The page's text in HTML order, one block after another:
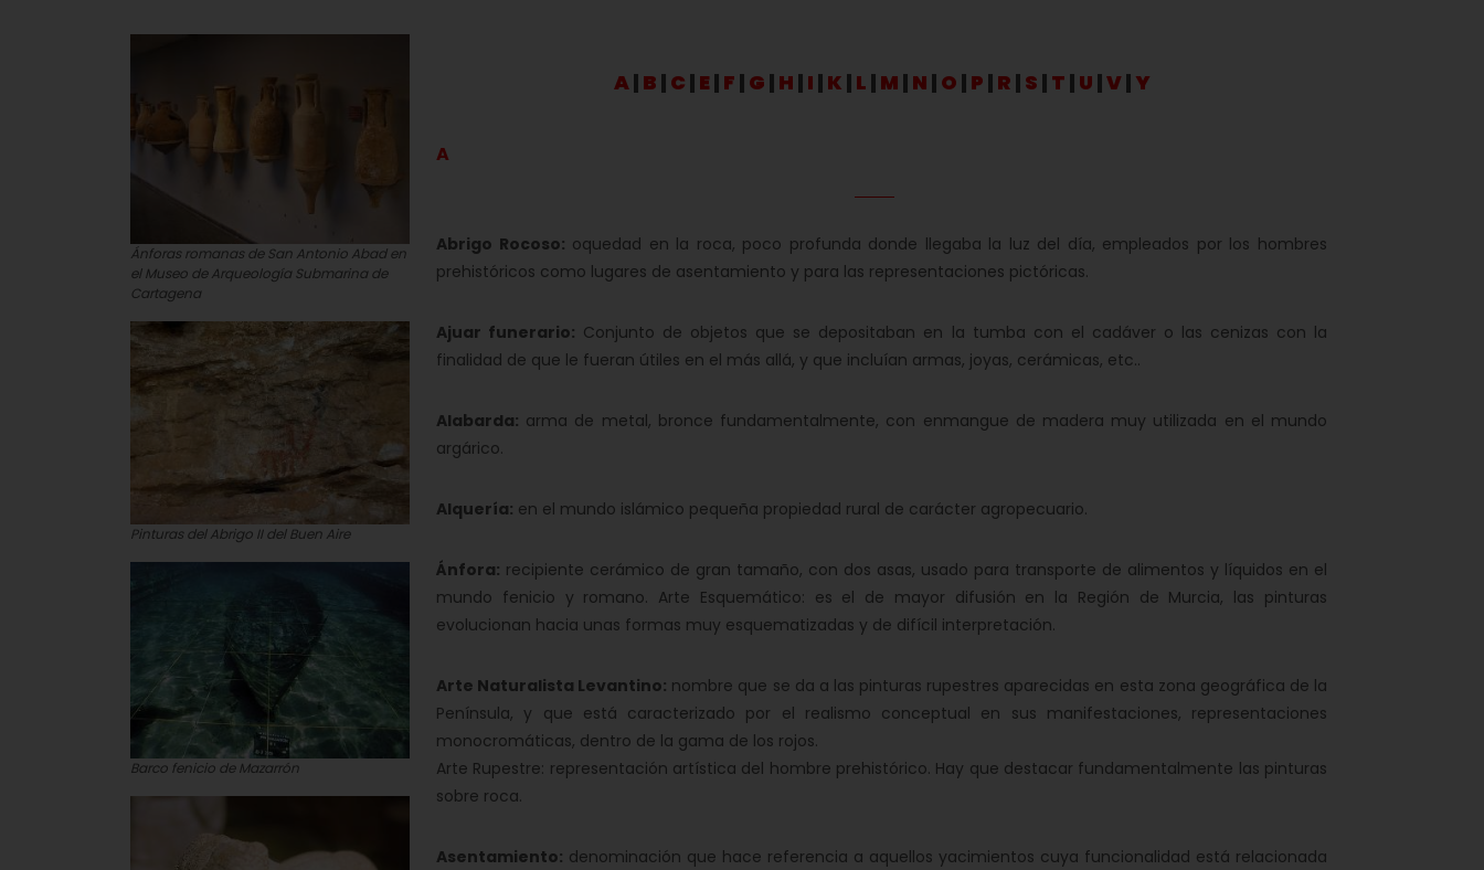
A| B | C | E| F | G | H | I | K | L | M | N | O | P | R | S | T | U |V| Y
A
Abrigo Rocoso: oquedad en la roca, poco profunda donde llegaba la luz del día, empleados por los hombres
prehistóricos como lugares de asentamiento y para las representaciones pictóricas.
Ajuar funerario: Conjunto de objetos que se depositaban en la tumba con el cadáver o las cenizas con la
finalidad de que le fueran útiles en el más allá, y que incluían armas, joyas, cerámicas, etc..
Alabarda: arma de metal, bronce fundamentalmente, con enmangue de madera muy utilizada en el mundo
argárico.
Alquería: en el mundo islámico pequeña propiedad rural de carácter agropecuario.
Ánfora: recipiente cerámico de gran tamaño, con dos asas, usado para transporte de alimentos y líquidos en el
mundo fenicio y romano. Arte Esquemático: es el de mayor difusión en la Región de Murcia, las pinturas
evolucionan hacia unas formas muy esquematizadas y de difícil interpretación.
Arte Naturalista Levantino: nombre que se da a las pinturas rupestres aparecidas en esta zona geográfica de la
Península, y que está caracterizado por el realismo conceptual en sus manifestaciones, representaciones
monocromáticas, dentro de la gama de los rojos.
Arte Rupestre: representación artística del hombre prehistórico. Hay que destacar fundamentalmente las pinturas
sobre roca.
Asentamiento: denominación que hace referencia a aquellos yacimientos cuya funcionalidad está relacionada
Ánforas romanas de San Antonio Abad en
el Museo de Arqueología Submarina de
Cartagena
Pinturas del Abrigo II del Buen Aire
Barco fenicio de Mazarrón